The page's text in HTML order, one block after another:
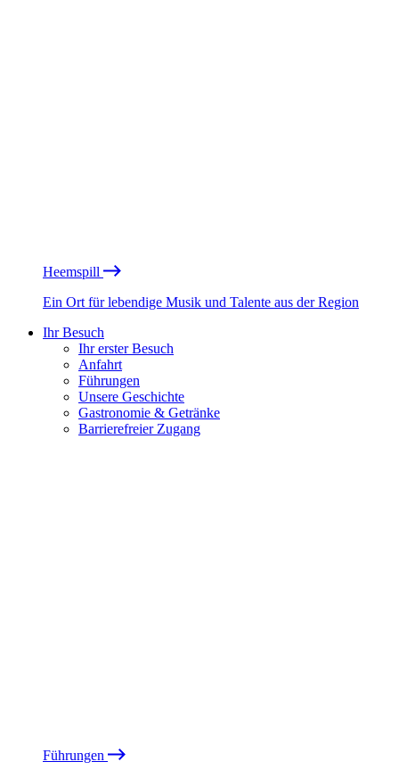
Heemspill
Ein Ort für lebendige Musik und Talente aus der Region
Ihr Besuch
Ihr erster Besuch
Anfahrt
Führungen
Unsere Geschichte
Gastronomie & Getränke
Barrierefreier Zugang
Führungen